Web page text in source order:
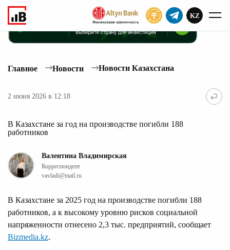
KZ
Главное Новости Новости Казахстана
2 июня 2026 в 12:18
В Казахстане за год на производстве погибли 188
работников
Валентина Владимирская
Корреспондент
vavladi@mail.ru
В Казахстане за 2025 год на производстве погибли 188
работников, а к высокому уровню рисков социальной
напряженности отнесено 2,3 тыс. предприятий, сообщает
Bizmedia.kz.